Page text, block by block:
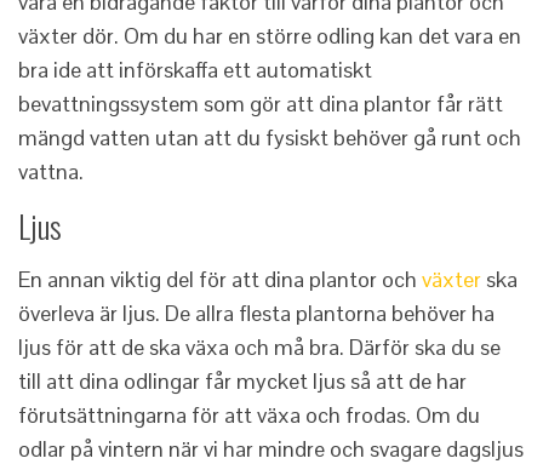
växter dör. Om du har en större odling kan det vara en
bra ide att införskaffa ett automatiskt
bevattningssystem som gör att dina plantor får rätt
mängd vatten utan att du fysiskt behöver gå runt och
vattna.
Ljus
En annan viktig del för att dina plantor och växter ska
överleva är ljus. De allra flesta plantorna behöver ha
ljus för att de ska växa och må bra. Därför ska du se
till att dina odlingar får mycket ljus så att de har
förutsättningarna för att växa och frodas. Om du
odlar på vintern när vi har mindre och svagare dagsljus